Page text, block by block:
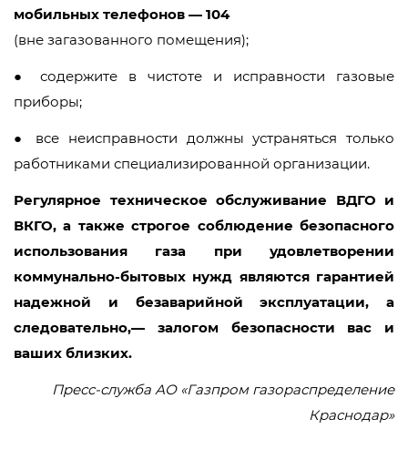
мобильных телефонов — 104
(вне загазованного помещения);
● содержите в чистоте и исправности газовые
приборы;
● все неисправности должны устраняться только
работниками специализированной организации.
Регулярное техническое обслуживание ВДГО и
ВКГО, а также строгое соблюдение безопасного
использования газа при удовлетворении
коммунально-бытовых нужд являются гарантией
надежной и безаварийной эксплуатации, а
следовательно,— залогом безопасности вас и
ваших близких.
Пресс-служба АО «Газпром газораспределение
Краснодар»